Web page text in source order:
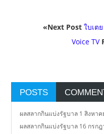
«Next Postใบเต
Voice TV
POSTS
ผลสลากกินแบ่งรัฐบาล 1 สิงหา
ผลสลากกินแบ่งรัฐบาล 16 กรก